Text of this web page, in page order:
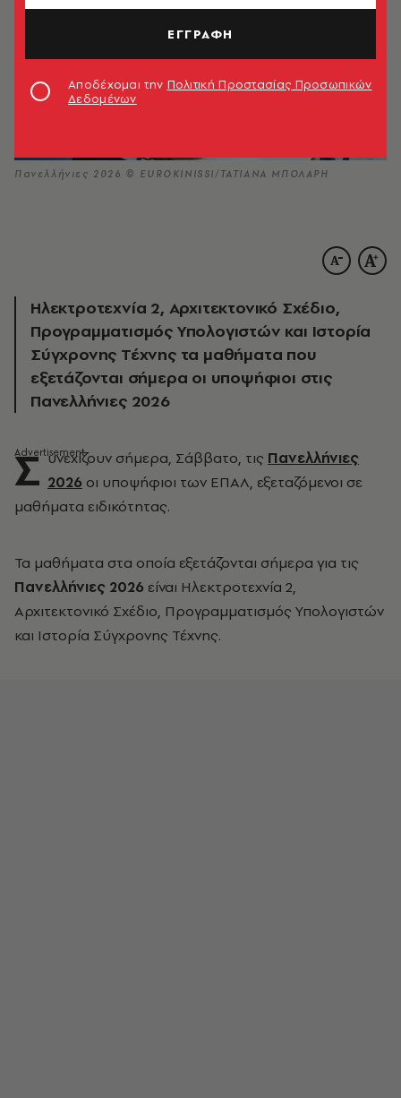
Πανελλήνιες 2026 © EUROKINISSI/ΤΑΤΙΑΝΑ ΜΠΟΛΑΡΗ
Ηλεκτροτεχνία 2, Αρχιτεκτονικό Σχέδιο,
Προγραμματισμός Υπολογιστών και Ιστορία
Σύγχρονης Τέχνης τα μαθήματα που
εξετάζονται σήμερα οι υποψήφιοι στις
Πανελλήνιες 2026
Σ υνεχίζουν σήμερα, Σάββατο, τις Πανελλήνιες
2026 οι υποψήφιοι των ΕΠΑΛ, εξεταζόμενοι σε
μαθήματα ειδικότητας.
Τα μαθήματα στα οποία εξετάζονται σήμερα για τις
Πανελλήνιες 2026 είναι Ηλεκτροτεχνία 2,
Αρχιτεκτονικό Σχέδιο, Προγραμματισμός Υπολογιστών
και Ιστορία Σύγχρονης Τέχνης.
ΕΓΓΡΑΦΗ
Αποδέχομαι την Πολιτική Προστασίας Προσωπικών
Δεδομένων